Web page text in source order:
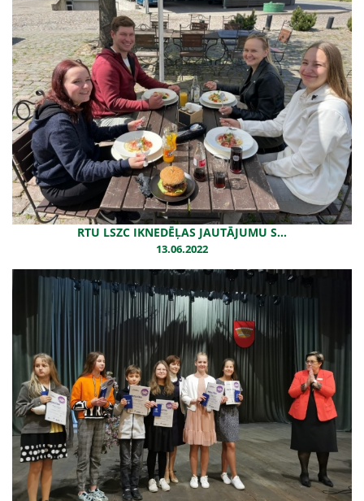
RTU LSZC IKNEDĒĻAS JAUTĀJUMU S...
13.06.2022